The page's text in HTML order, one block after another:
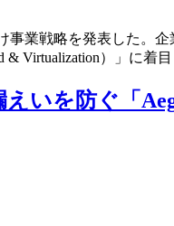
事業戦略を発表した。
& Virtualization）」に
いを防ぐ「